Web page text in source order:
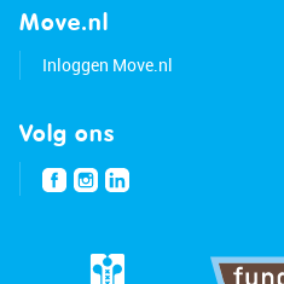
Move.nl
Inloggen Move.nl
Volg ons